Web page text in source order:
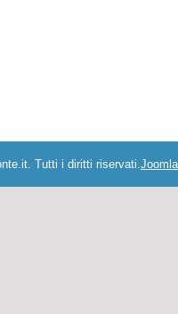
Tutti i diritti riservati.